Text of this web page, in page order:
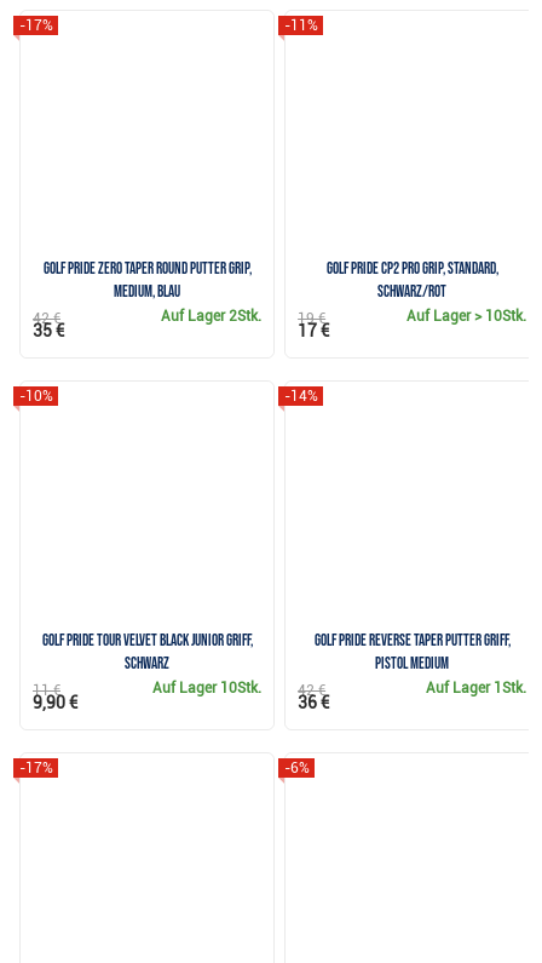
Golf Pride Zero Taper Round Putter Grip,
Medium, Blau
-17%
Auf Lager2Stk.
42 €
35 €
Golf Pride CP2 Pro Grip, Standard,
Schwarz/Rot
-11%
Auf Lager> 10Stk.
19 €
17 €
Golf Pride Tour Velvet Black Junior Griff,
schwarz
-10%
Auf Lager 10Stk.
11 €
9,90 €
Golf Pride Reverse Taper Putter Griff,
Pistol Medium
-14%
Auf Lager 1Stk.
42 €
36 €
-17% -6%